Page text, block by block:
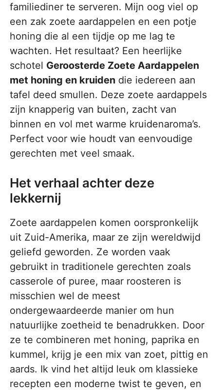
familiediner te serveren. Mijn oog viel op
een zak zoete aardappelen en een potje
honing die al een tijdje op me lag te
wachten. Het resultaat? Een heerlijke
schotel Geroosterde Zoete Aardappelen
met honing en kruiden die iedereen aan
tafel deed smullen. Deze zoete aardappels
zijn knapperig van buiten, zacht van
binnen en vol met warme kruidenaroma’s.
Perfect voor wie houdt van eenvoudige
gerechten met veel smaak.
Het verhaal achter deze
lekkernij
Zoete aardappelen komen oorspronkelijk
uit Zuid-Amerika, maar ze zijn wereldwijd
geliefd geworden. Ze worden vaak
gebruikt in traditionele gerechten zoals
casserole of puree, maar roosteren is
misschien wel de meest
ondergewaardeerde manier om hun
natuurlijke zoetheid te benadrukken. Door
ze te combineren met honing, paprika en
kummel, krijg je een mix van zoet, pittig en
aards. Ik vind het altijd leuk om klassieke
recepten een moderne twist te geven, en